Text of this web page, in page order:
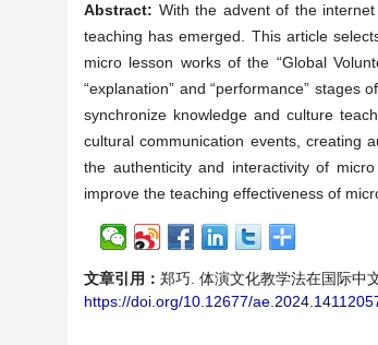
Abstract: With the advent of the
teaching has emerged. This article
micro lesson works of the “Global
“explanation” and “performance”
synchronize knowledge and culture
cultural communication events, creating
the authenticity and interactivity of
improve the teaching effectiveness of
文章引用： 郑巧. 体演文化教学法在国际
https://doi.org/10.12677/